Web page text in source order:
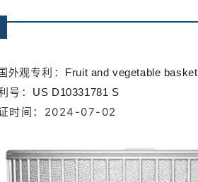
外观专利： Fruit and vegetable basket
号： US D10331781 S
时间：2024-07-02